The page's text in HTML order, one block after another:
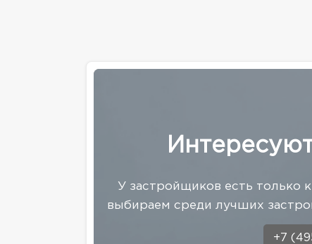
У застройщиков есть только
выбираем среди лучших
+7